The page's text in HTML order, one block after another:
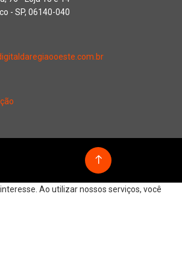
- SP, 06140-040
Ao utilizar nossos serviços, você